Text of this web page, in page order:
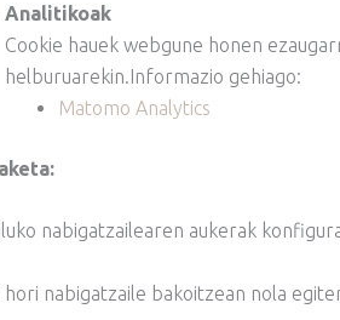
Analitikoak
Cookie hauek webgune honen
helburuarekin.Informazio gehiago:
Matomo Analytics
nabigatzailearen aukerak
hori nabigatzaile bakoitzean nola